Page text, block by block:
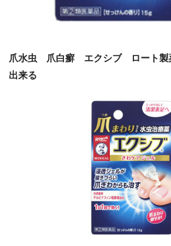
爪水虫 爪白癬 エクシブ ロート
出来る